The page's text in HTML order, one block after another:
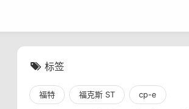
标签
福特 福克斯 ST cp-e